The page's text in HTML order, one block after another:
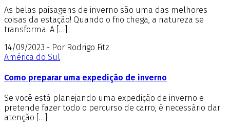
As belas paisagens de inverno são uma das melhores
coisas da estação! Quando o frio chega, a natureza se
transforma. A […]
14/09/2023 - Por Rodrigo Fitz
América do Sul
Como preparar uma expedição de inverno
Se você está planejando uma expedição de inverno e
pretende fazer todo o percurso de carro, é necessário dar
atenção […]